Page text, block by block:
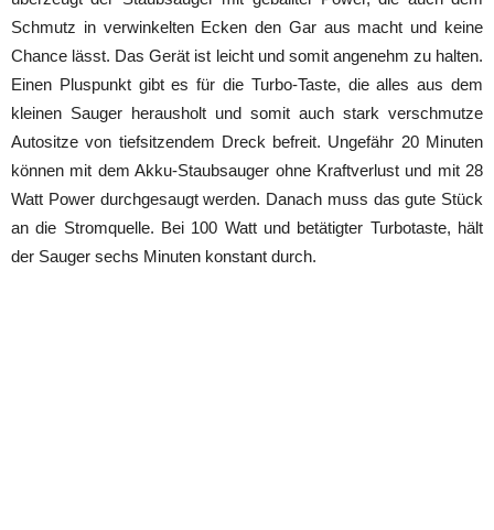
Schmutz in verwinkelten Ecken den Gar aus macht und keine
Chance lässt. Das Gerät ist leicht und somit angenehm zu halten.
Einen Pluspunkt gibt es für die Turbo-Taste, die alles aus dem
kleinen Sauger herausholt und somit auch stark verschmutze
Autositze von tiefsitzendem Dreck befreit. Ungefähr 20 Minuten
können mit dem Akku-Staubsauger ohne Kraftverlust und mit 28
Watt Power durchgesaugt werden. Danach muss das gute Stück
an die Stromquelle. Bei 100 Watt und betätigter Turbotaste, hält
der Sauger sechs Minuten konstant durch.